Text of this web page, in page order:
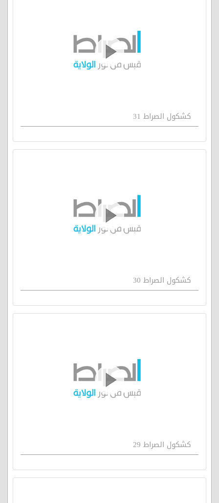
كشكول الصراط 31
كشكول الصراط 30
كشكول الصراط 29